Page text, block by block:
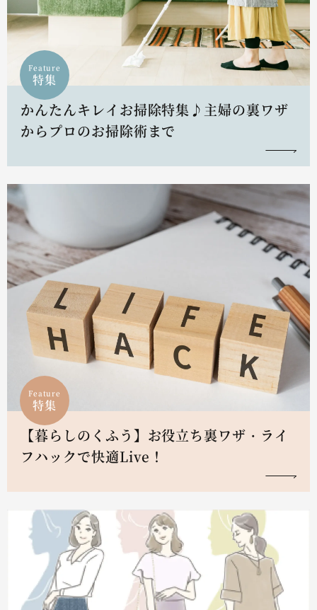
Feature
特集
かんたんキレイお掃除特集♪主婦の裏ワザ
からプロのお掃除術まで
Feature
特集
【暮らしのくふう】お役立ち裏ワザ・ライ
フハックで快適Live！